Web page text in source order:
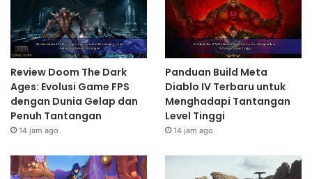
Review Doom The Dark
Ages: Evolusi Game FPS
dengan Dunia Gelap dan
Penuh Tantangan
14 jam ago
Panduan Build Meta
Diablo IV Terbaru untuk
Menghadapi Tantangan
Level Tinggi
14 jam ago